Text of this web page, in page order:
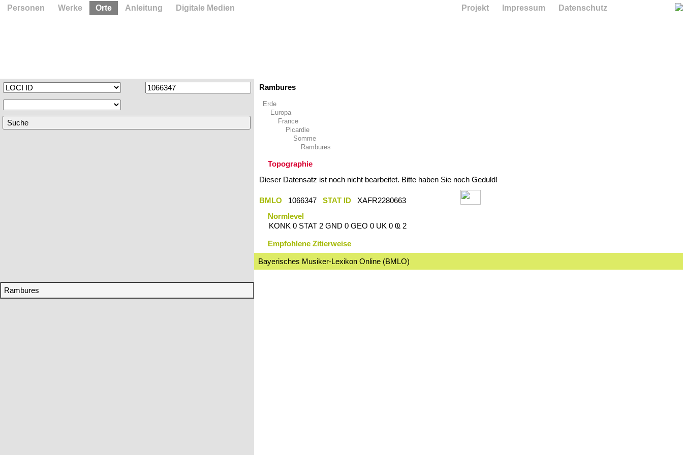
Rambures
Rambures
Erde
Europa
France
Picardie
Somme
Rambures
Topographie
Dieser Datensatz ist noch nicht bearbeitet. Bitte haben Sie noch Geduld!
BMLO 1066347 STAT ID
XAFR2280663
Normlevel
KONK 0 STAT 2 GND 0 GEO 0 UK 0 Ҩ 2
Empfohlene Zitierweise
Bayerisches Musiker-Lexikon Online (BMLO)
Personen Werke Orte Anleitung Digitale Medien Projekt Impressum Datenschutz